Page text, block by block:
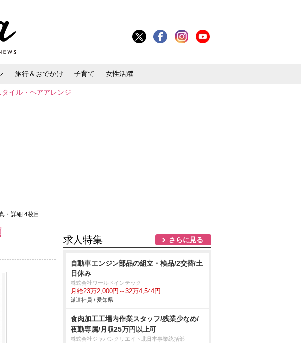
タイル・ヘアアレンジ
旅行＆おでかけ 子育て 女性活躍
・詳細 4枚目
求人特集 さらに見る
自動車エンジン部品の組立・検品/2交替/土
日休み
株式会社ワールドインテック
月給23万2,000円～32万4,544円
派遣社員 / 愛知県
食肉加工工場内作業スタッフ/残業少なめ/
夜勤専属/月収25万円以上可
株式会社ジャパンクリエイト北日本事業統括部